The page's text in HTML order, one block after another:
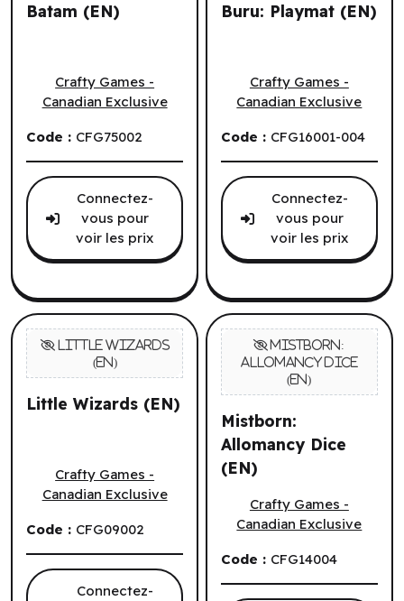
Batam (EN)
Crafty Games -
Canadian Exclusive
Code : CFG75002
Connectez-
vous pour
voir les prix
Buru: Playmat (EN)
Crafty Games -
Canadian Exclusive
Code : CFG16001-004
Connectez-
vous pour
voir les prix
Little Wizards (EN)
Crafty Games -
Canadian Exclusive
Code : CFG09002
Connectez-
Mistborn:
Allomancy Dice
(EN)
Crafty Games -
Canadian Exclusive
Code : CFG14004